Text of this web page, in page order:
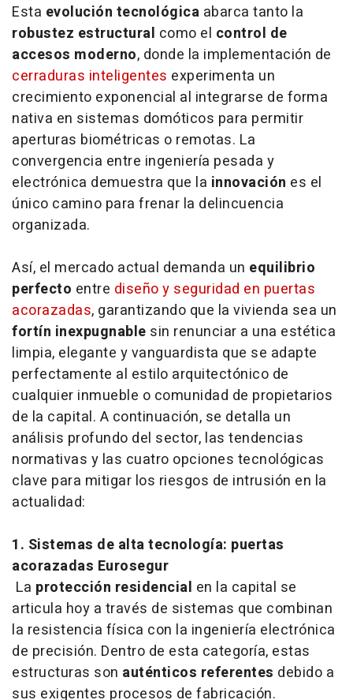
Esta evolución tecnológica abarca tanto la
robustez estructural como el control de
accesos moderno, donde la implementación de
cerraduras inteligentes experimenta un
crecimiento exponencial al integrarse de forma
nativa en sistemas domóticos para permitir
aperturas biométricas o remotas. La
convergencia entre ingeniería pesada y
electrónica demuestra que la innovación es el
único camino para frenar la delincuencia
organizada.
Así, el mercado actual demanda un equilibrio
perfecto entre diseño y seguridad en puertas
acorazadas, garantizando que la vivienda sea un
fortín inexpugnable sin renunciar a una estética
limpia, elegante y vanguardista que se adapte
perfectamente al estilo arquitectónico de
cualquier inmueble o comunidad de propietarios
de la capital. A continuación, se detalla un
análisis profundo del sector, las tendencias
normativas y las cuatro opciones tecnológicas
clave para mitigar los riesgos de intrusión en la
actualidad:
1. Sistemas de alta tecnología: puertas
acorazadas Eurosegur
La protección residencial en la capital se
articula hoy a través de sistemas que combinan
la resistencia física con la ingeniería electrónica
de precisión. Dentro de esta categoría, estas
estructuras son auténticos referentes debido a
sus exigentes procesos de fabricación.